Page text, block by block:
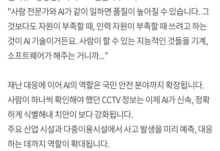
"사람 전문가와 AI가 같이 일하면 품질이 높아질 수 있습니다. 그
것보다도 자원이 부족할 때, 인력 자원이 부족할 때 쓰려고 하는
것이 AI 기술이거든요. 사람이 할 수 있는 지능적인 것들을 기계,
소프트웨어가 해주는 거니까..."
재난 대응에 이어 AI의 역할은 국민 안전 분야까지 확장됩니다.
사람이 하나씩 확인해야 했던 CCTV 정보는 이제 AI가 신속, 정확
하게 식별해내 치안이 보다 강화됩니다.
주요 산업 시설과 다중이용시설에서 사고 발생을 미리 예측, 대응
하는 데까지 역할이 확대됩니다.